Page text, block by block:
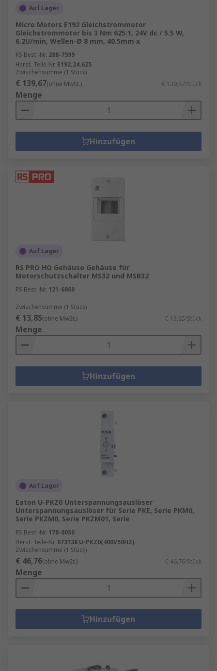
Auf Lager
Micro Motors E192 Gleichstrommotor
Gleichstrommotor bis 3 Nm 625:1, 24V dc / 5.5 W,
6.2U/min, Wellen-Ø 8 mm, 40.5mm x
RS Best.-Nr. 288-7599
Herst. Teile-Nr. E192.24.625
Zwischensumme (1 Stück)
€ 139,67(ohne MwSt.) € 139,67/Stück
Menge
Hinzufügen
Auf Lager
RS PRO HO Gehäuse Gehäuse für
Motorschutzschalter MS32 und MSB32
RS Best.-Nr. 121-6860
Zwischensumme (1 Stück)
€ 13,85(ohne MwSt.) € 13,85/Stück
Menge
Hinzufügen
Auf Lager
Eaton U-PKZ0 Unterspannungsauslöser
Unterspannungsauslöser für Serie PKE, Serie PKM0,
Serie PKZM0, Serie PKZM01, Serie
RS Best.-Nr. 178-8050
Herst. Teile-Nr. 073138 U-PKZ0(400V50HZ)
Zwischensumme (1 Stück)
€ 46,76(ohne MwSt.) € 46,76/Stück
Menge
Hinzufügen